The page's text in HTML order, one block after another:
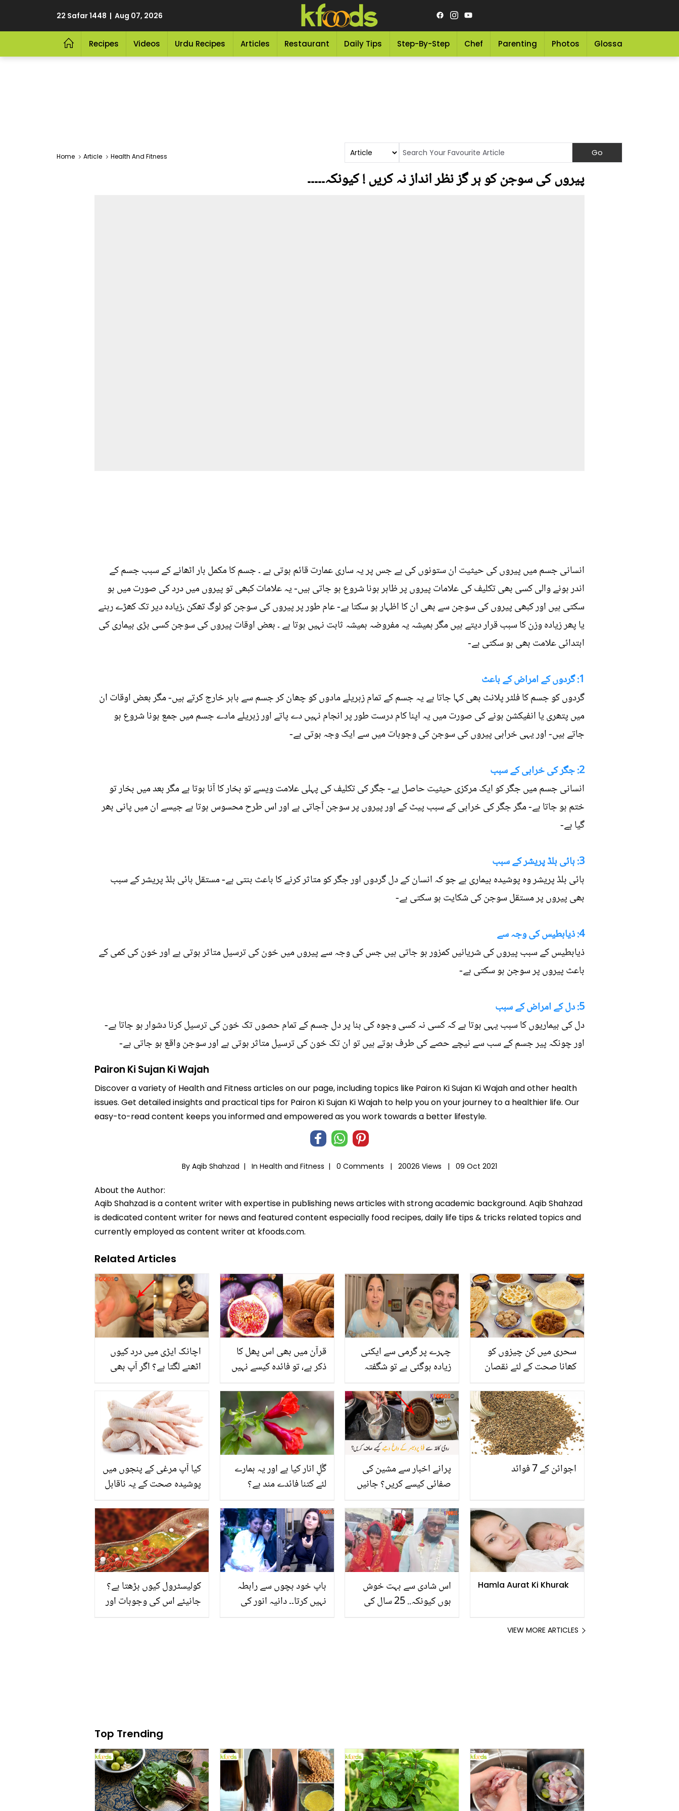
22 Safar 1448 | Aug 07, 2026
Recipes Videos Urdu Recipes Articles Restaurant Daily Tips Step-By-Step Chef Parenting Photos Glossary
Home Article Health And Fitness
پیروں کی سوجن کو ہر گز نظر انداز نہ کریں ! کیونکہ۔۔۔۔۔
انسانی جسم میں پیروں کی حیثیت ان ستونوں کی ہے جس پر یہ ساری عمارت قائم ہوتی ہے ۔ جسم کا مکمل بار اٹھانے کے سبب جسم کے
اندر ہونے والی کسی بھی تکلیف کی علامات پیروں پر ظاہر ہونا شروع ہو جاتی ہیں- یہ علامات کبھی تو پیروں میں درد کی صورت میں ہو
سکتی ہیں اور کبھی پیروں کی سوجن سے بھی ان کا اظہار ہو سکتا ہے- عام طور پر پیروں کی سوجن کو لوگ تھکن ،زیادہ دیر تک کھڑے رہنے
یا پھر زیادہ وزن کا سبب قرار دیتے ہیں مگر ہمیشہ یہ مفروضہ ہمیشہ ثابت نہیں ہوتا ہے ۔ بعض اوقات پیروں کی سوجن کسی بڑی بیماری کی
ابتدائی علامت بھی ہو سکتی ہے-
1: گردوں کے امراض کے باعث
گردوں کو جسم کا فلٹر پلانٹ بھی کہا جاتا ہے یہ جسم کے تمام زہریلے مادوں کو چھان کر جسم سے باہر خارج کرتے ہیں- مگر بعض اوقات ان
میں پتھری یا انفیکشن ہونے کی صورت میں یہ اپنا کام درست طور پر انجام نہیں دے پاتے اور زہریلے مادے جسم میں جمع ہونا شروع ہو
جاتے ہیں- اور یہی خرابی پیروں کی سوجن کی وجوہات میں سے ایک وجہ ہوتی ہے-
2: جگر کی خرابی کے سبب
انسانی جسم میں جگر کو ایک مرکزی حیثيت حاصل ہے- جگر کی تکلیف کی پہلی علامت ویسے تو بخار کا آنا ہوتا ہے مگر بعد میں بخار تو
ختم ہو جاتا ہے- مگر جگر کی خرابی کے سبب پیٹ کے اور پیروں پر سوجن آجاتی ہے اور اس طرح محسوس ہوتا ہے جیسے ان میں پانی بھر
گیا ہے-
3: ہا‏ئی بلڈ پریشر کے سبب
ہائی بلڈ پریشر وہ پوشیدہ بیماری ہے جو کہ انسان کے دل گردوں اور جگر کو متاثر کرنے کا باعث بنتی ہے- مستقل ہائی بلڈ پریشر کے سبب
بھی پیروں پر مستقل سوجن کی شکایت ہو سکتی ہے-
4: ذیابطیس کی وجہ سے
ذیابطیس کے سبب پیروں کی شریانیں کمزور ہو جاتی ہیں جس کی وجہ سے پیروں میں خون کی ترسیل متاثر ہوتی ہے اور خون کی کمی کے
باعث پیروں پر سوجن ہو سکتی ہے-
5: دل کے امراض کے سبب
دل کی بیماریوں کا سبب یہی ہوتا ہے کہ کسی نہ کسی وجوہ کی بنا پر دل جسم کے تمام حصوں تک خون کی ترسیل کرنا دشوار ہو جاتا ہے-
اور چونکہ پیر جسم کے سب سے نیچے حصے کی طرف ہوتے ہیں تو ان تک خون کی ترسیل متاثر ہوتی ہے اور سوجن واقع ہو جاتی ہے-
Pairon Ki Sujan Ki Wajah
Discover a variety of Health and Fitness articles on our page, including topics like Pairon Ki Sujan Ki Wajah and other health
issues. Get detailed insights and practical tips for Pairon Ki Sujan Ki Wajah to help you on your journey to a healthier life. Our
easy-to-read content keeps you informed and empowered as you work towards a better lifestyle.
By Aqib Shahzad | In Health and Fitness | 0 Comments | 20026 Views | 09 Oct 2021
About the Author:
Aqib Shahzad is a content writer with expertise in publishing news articles with strong academic background. Aqib Shahzad
is dedicated content writer for news and featured content especially food recipes, daily life tips & tricks related topics and
currently employed as content writer at kfoods.com.
Related Articles
اچانک ایڑی میں درد کیوں
اٹھنے لگتا ہے؟ اگر آپ بھی
جانیں درد کو کم کرنے کے
گھریلو مگر کارآمد ٹوٹکے
قرآن میں بھی اس پھل کا
ذکر ہے، تو فائدہ کیسے نہیں
کر آپ آج سے اس کا
باقاعدگی سے استعمال کرنے
لگ جائیں گے
چہرے پر گرمی سے ایکنی
زیادہ ہوگئی ہے تو شگفتہ
سستا فیشل کرنے کا طریقہ
بتادیا
سحری میں کن چیزوں کو
کھانا صحت کے لئے نقصان
معلومات جو ہر کسی کو پتہ
ہونی چاہیئے
کیا آپ مرغی کے پنجوں میں
پوشیدہ صحت کے یہ ناقابل
گُلِ انار کیا ہے اور یہ ہمارے
لئے کتنا فائدے مند ہے؟
جو کسی نعمت سے کم نہیں
پرانے اخبار سے مشین کی
صفائی کیسے کریں؟ جانیں
ہر پرانی چیز نئی جیسی بن
جائے
اجوائن کے 7 فوائد
کولیسٹرول کیوں بڑھتا ہے؟
جانیئے اس کی وجوہات اور
باپ خود بچوں سے رابطہ
نہیں کرتا۔۔ دانیہ انور کی
اس شادی سے بہت خوش
ہوں کیونکہ.. 25 سال کی
Hamla Aurat Ki Khurak
VIEW MORE ARTICLES
Top Trending